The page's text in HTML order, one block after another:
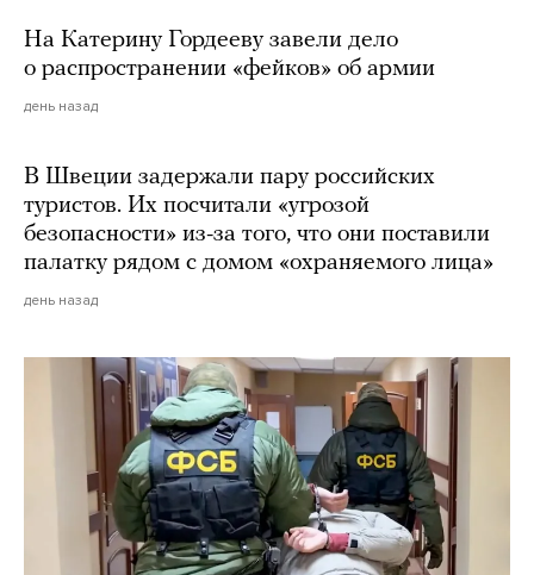
На Катерину Гордееву завели дело
о распространении «фейков» об армии
день назад
В Швеции задержали пару российских
туристов. Их посчитали «угрозой
безопасности» из-за того, что они поставили
палатку рядом с домом «охраняемого лица»
день назад